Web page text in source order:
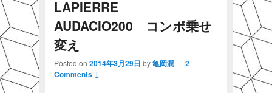
LAPIERRE
AUDACIO200 コンポ乗せ
変え
Posted on 2014年3月29日 by亀岡潤—2
Comments ↓